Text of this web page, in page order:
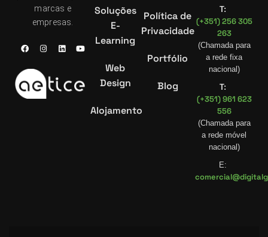
marcas e
empresas.
Soluções
E-
Learning
Web
Design
Alojamento
Política de
Privacidade
Portfólio
Blog
T:
(+351) 256 305
263
(Chamada para
a rede fixa
nacional)
T:
(+351) 961 623
556
(Chamada para
a rede móvel
nacional)
E: